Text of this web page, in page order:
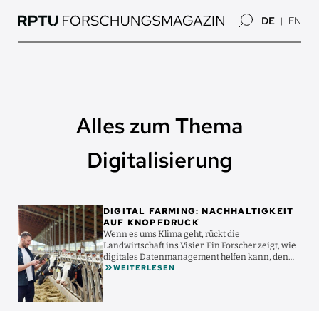
zum
DE EN
Alles zum Thema
Digitalisierung
Bild
DIGITAL FARMING: NACHHALTIGKEIT
AUF KNOPFDRUCK
Wenn es ums Klima geht, rückt die
Landwirtschaft ins Visier. Ein Forscher zeigt, wie
digitales Datenmanagement helfen kann, den
CO₂-Fußabdruck der ...
WEITERLESEN